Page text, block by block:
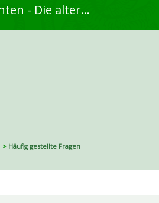
Nähkromanten - Die alternative Näh- und DIY-Community
Häufig gestellte Fragen